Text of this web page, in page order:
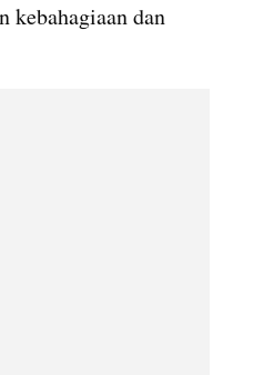
kebahagiaan dan